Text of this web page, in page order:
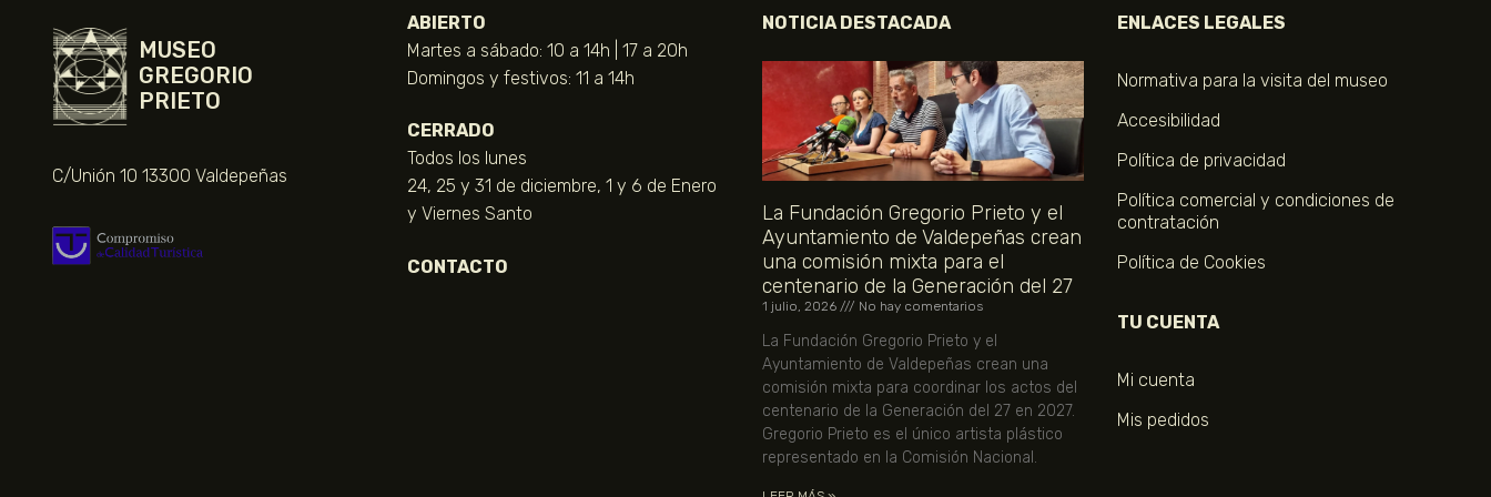
MUSEO
GREGORIO
PRIETO
C/Unión 10 13300 Valdepeñas
ABIERTO
Martes a sábado: 10 a 14h | 17 a 20h
Domingos y festivos: 11 a 14h
CERRADO
Todos los lunes
24, 25 y 31 de diciembre, 1 y 6 de Enero
y Viernes Santo
CONTACTO
NOTICIA DESTACADA
La Fundación Gregorio Prieto y el
Ayuntamiento de Valdepeñas crean
una comisión mixta para el
centenario de la Generación del 27
1 julio, 2026 No hay comentarios
La Fundación Gregorio Prieto y el
Ayuntamiento de Valdepeñas crean una
comisión mixta para coordinar los actos del
centenario de la Generación del 27 en 2027.
Gregorio Prieto es el único artista plástico
representado en la Comisión Nacional.
ENLACES LEGALES
Normativa para la visita del museo
Accesibilidad
Política de privacidad
Política comercial y condiciones de
contratación
Política de Cookies
TU CUENTA
Mi cuenta
Mis pedidos